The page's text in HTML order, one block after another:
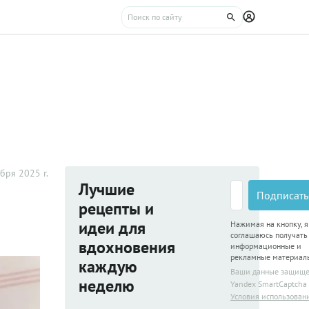
2025 г.
Лучшие
рецепты и
идеи для
вдохновения
каждую
неделю
Нажимая на кнопку, я
соглашаюсь получать
информационные и
рекламные
Ваши данные
Yandex SmartCaptcha
Условия